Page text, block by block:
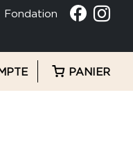
Fondation
PANIER